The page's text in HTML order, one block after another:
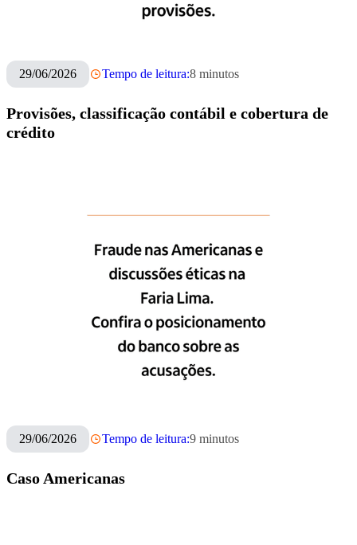
29/06/2026 Tempo de leitura:8 minutos
Provisões, classificação contábil e cobertura de
crédito
29/06/2026 Tempo de leitura:9 minutos
Caso Americanas